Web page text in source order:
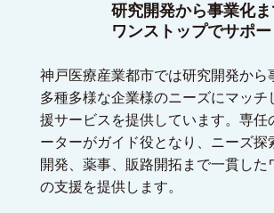
研究開発から事業化
ワンストップでサポー
神戸医療産業都市では研究開発から
多種多様な企業様のニーズにマッチ
援サービスを提供しています。専任
ーターがガイド役となり、ニーズ探
開発、薬事、販路開拓まで一貫した
の支援を提供します。